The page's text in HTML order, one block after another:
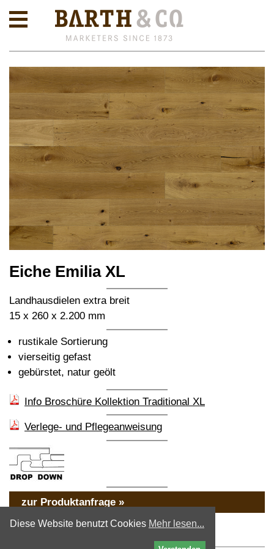
Diese Website benutzt Cookies Mehr lesen...
Eiche Emilia XL
Landhausdielen extra breit
15 x 260 x 2.200 mm
rustikale Sortierung
vierseitig gefast
gebürstet, natur geölt
Info Broschüre Kollektion Traditional XL
Verlege- und Pflegeanweisung
zur Produktanfrage »
« zurück